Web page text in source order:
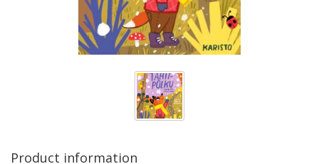
Product information